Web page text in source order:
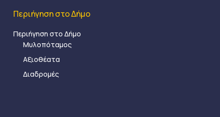
Περιήγηση στο Δήμο
Περιήγηση στο Δήμο
Μυλοπόταμος
Αξιοθέατα
Διαδρομές